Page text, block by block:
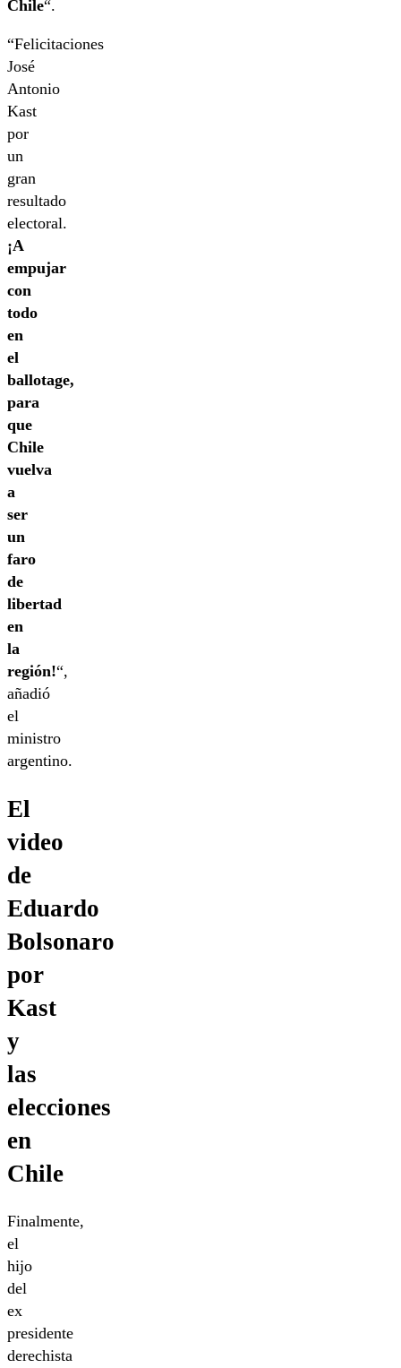
Chile“.
“Felicitaciones
José
Antonio
Kast
por
un
gran
resultado
electoral.
¡A
empujar
con
todo
en
el
ballotage,
para
que
Chile
vuelva
a
ser
un
faro
de
libertad
en
la
región!“,
añadió
el
ministro
argentino.
El
video
de
Eduardo
Bolsonaro
por
Kast
y
las
elecciones
en
Chile
Finalmente,
el
hijo
del
ex
presidente
derechista